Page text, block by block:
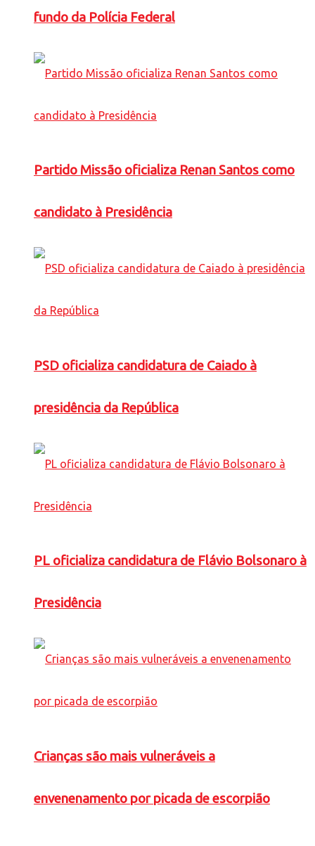
fundo da Polícia Federal
Partido Missão oficializa Renan Santos como
candidato à Presidência
PSD oficializa candidatura de Caiado à
presidência da República
PL oficializa candidatura de Flávio Bolsonaro à
Presidência
Crianças são mais vulneráveis a
envenenamento por picada de escorpião